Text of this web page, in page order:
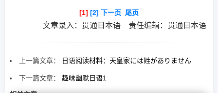
[1] [2] 下一页 尾页
文章录入：贯通日本语 责任编辑：贯通日本语
上一篇文章： 日语阅读材料：天皇家には姓がありません
下一篇文章： 趣味幽默日语1